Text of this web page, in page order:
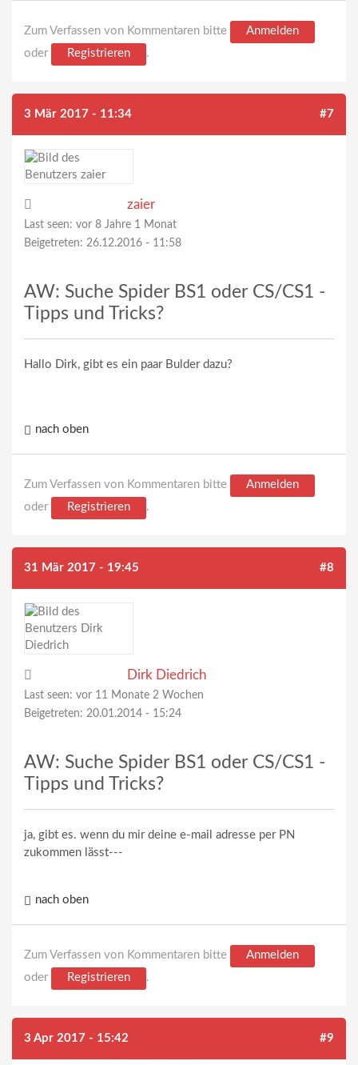
Zum Verfassen von Kommentaren bitte
Anmelden
oder
Registrieren .
3 Mär 2017 - 11:34 #7
zaier
Last seen: vor 8 Jahre 1 Monat
Beigetreten: 26.12.2016 - 11:58
AW: Suche Spider BS1 oder CS/CS1 -
Tipps und Tricks?
Hallo Dirk, gibt es ein paar Bulder dazu?
nach oben
Zum Verfassen von Kommentaren bitte
Anmelden
oder
Registrieren .
31 Mär 2017 - 19:45 #8
Dirk Diedrich
Last seen: vor 11 Monate 2 Wochen
Beigetreten: 20.01.2014 - 15:24
AW: Suche Spider BS1 oder CS/CS1 -
Tipps und Tricks?
ja, gibt es. wenn du mir deine e-mail adresse per PN
zukommen lässt---
nach oben
Zum Verfassen von Kommentaren bitte
Anmelden
oder
Registrieren .
3 Apr 2017 - 15:42 #9